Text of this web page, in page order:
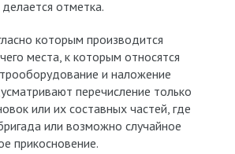
отметка.
которым производится
места, к которым относятся
и наложение
перечисление только
или их составных частей, где
или возможно случайное
прикосновение.